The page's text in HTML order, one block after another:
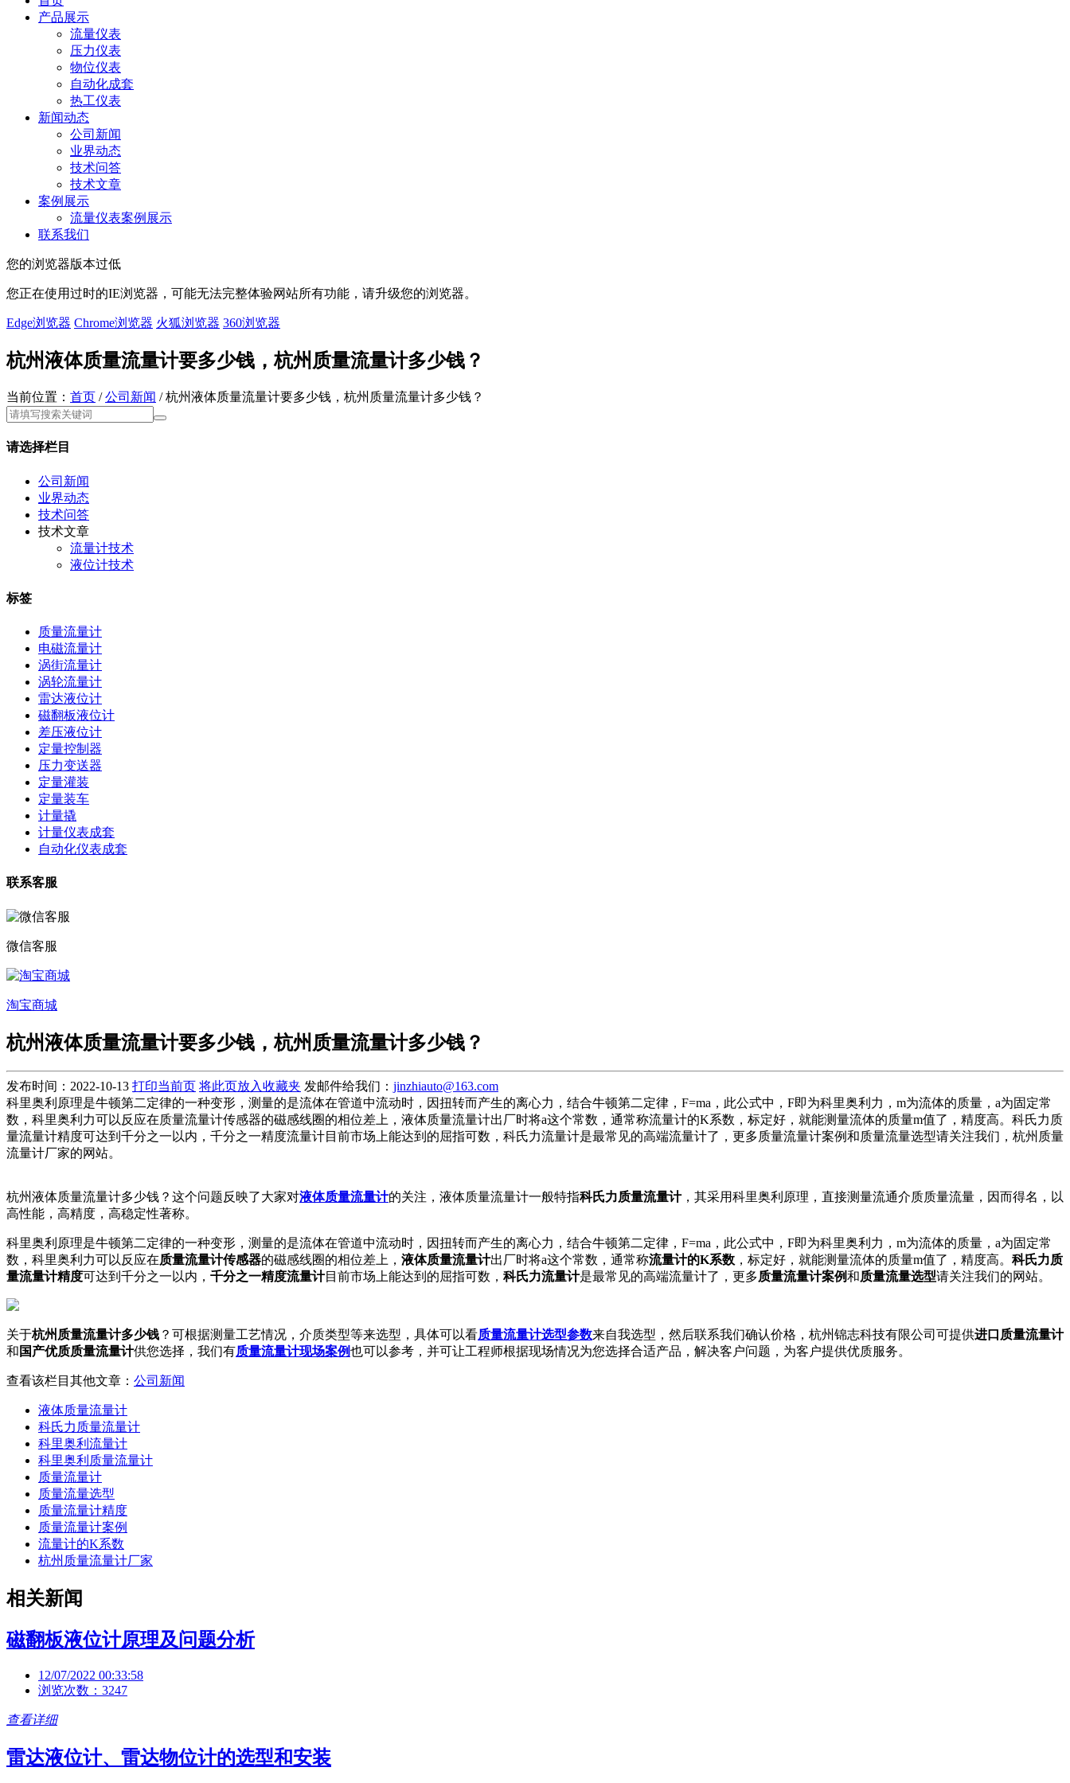
产品展示
流量仪表
压力仪表
物位仪表
自动化成套
热工仪表
新闻动态
公司新闻
业界动态
技术问答
技术文章
案例展示
流量仪表案例展示
联系我们
您的浏览器版本过低
您正在使用过时的IE浏览器，可能无法完整体验网站所有功能，请升级您的浏览器。
Edge浏览器 Chrome浏览器 火狐浏览器 360浏览器
杭州液体质量流量计要多少钱，杭州质量流量计多少钱？
当前位置： 首页 /公司新闻 / 杭州液体质量流量计要多少钱，杭州质量流量计多少钱？
请选择栏目
公司新闻
业界动态
技术问答
技术文章
流量计技术
液位计技术
标签
质量流量计
电磁流量计
涡街流量计
涡轮流量计
雷达液位计
磁翻板液位计
差压液位计
定量控制器
压力变送器
定量灌装
定量装车
计量撬
计量仪表成套
自动化仪表成套
联系客服
微信客服
淘宝商城
杭州液体质量流量计要多少钱，杭州质量流量计多少钱？
发布时间：2022-10-13 打印当前页 将此页放入收藏夹 发邮件给我们： jinzhiauto@163.com
科里奥利原理是牛顿第二定律的一种变形，测量的是流体在管道中流动时，因扭转而产生的离心力，结合牛顿第二定律，F=ma，此公式中，F即为科里奥利力，m为流体的质量，a为固定常
数，科里奥利力可以反应在质量流量计传感器的磁感线圈的相位差上，液体质量流量计出厂时将a这个常数，通常称流量计的K系数，标定好，就能测量流体的质量m值了，精度高。科氏力质
量流量计精度可达到千分之一以内，千分之一精度流量计目前市场上能达到的屈指可数，科氏力流量计是最常见的高端流量计了，更多质量流量计案例和质量流量选型请关注我们，杭州质量
流量计厂家的网站。
杭州液体质量流量计多少钱？这个问题反映了大家对液体质量流量计的关注，液体质量流量计一般特指科氏力质量流量计，其采用科里奥利原理，直接测量流通介质质量流量，因而得名，以
高性能，高精度，高稳定性著称。
科里奥利原理是牛顿第二定律的一种变形，测量的是流体在管道中流动时，因扭转而产生的离心力，结合牛顿第二定律，F=ma，此公式中，F即为科里奥利力，m为流体的质量，a为固定常
数，科里奥利力可以反应在质量流量计传感器的磁感线圈的相位差上， 液体质量流量计出厂时将a这个常数，通常称流量计的K系数 ，标定好，就能测量流体的质量m值了，精度高。 科氏力质
量流量计精度可达到千分之一以内， 千分之一精度流量计目前市场上能达到的屈指可数， 科氏力流量计是最常见的高端流量计了，更多质量流量计案例和质量流量选型请关注我们的网站。
关于杭州质量流量计多少钱 ？可根据测量工艺情况，介质类型等来选型，具体可以看质量流量计选型参数来自我选型，然后联系我们确认价格，杭州锦志科技有限公司可提供进口质量流量计
和 国产优质质量流量计供您选择，我们有质量流量计现场案例也可以参考，并可让工程师根据现场情况为您选择合适产品，解决客户问题，为客户提供优质服务。
查看该栏目其他文章： 公司新闻
液体质量流量计
科氏力质量流量计
科里奥利流量计
科里奥利质量流量计
质量流量计
质量流量选型
质量流量计精度
质量流量计案例
流量计的K系数
杭州质量流量计厂家
相关新闻
磁翻板液位计原理及问题分析
12/07/2022 00:33:58
浏览次数：3247
查看详细
雷达液位计、雷达物位计的选型和安装